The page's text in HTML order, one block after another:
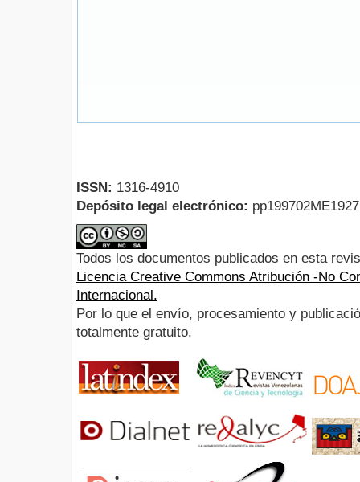
ISSN: 1316-4910
Depósito legal electrónico:
Todos los documentos publicados en esta
Licencia Creative Commons Atribución -No
Internacional.
Por lo que el envío, procesamiento y
totalmente gratuito.